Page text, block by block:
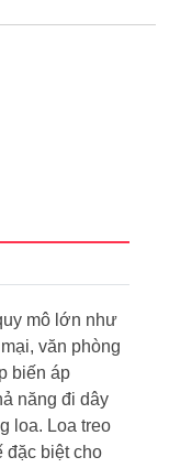
mô lớn như
văn phòng
biến áp
năng đi dây
loa. Loa treo
đặc biệt cho